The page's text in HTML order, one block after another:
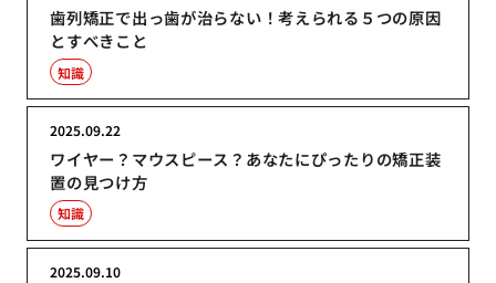
歯列矯正で出っ歯が治らない！考えられる５つの原因
とすべきこと
知識
ワイヤー？マウスピース？あなたにぴったりの矯正装
置の見つけ方
2025.09.22
知識
2025.09.10